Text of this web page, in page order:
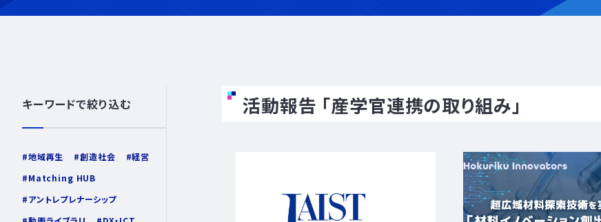
キーワードで絞り込む
地域再生 創造社会
経営
Matching HUB
アントレプレナーシップ
活動報告 「産学官連携の取り組み」